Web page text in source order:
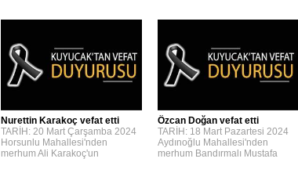
Nurettin Karakoç vefat etti
TARİH: 20 Mart Çarşamba 2024
Horsunlu Mahallesi'nden
merhum Ali Karakoç'un
Özcan Doğan vefat etti
TARİH: 18 Mart Pazartesi 2024
Aydınoğlu Mahallesi'nden
merhum Bandırmalı Mustafa